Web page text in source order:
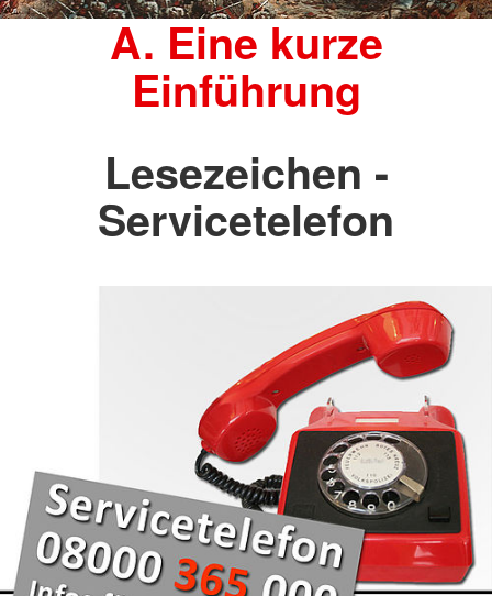
A. Eine kurze
Einführung
Lesezeichen -
Servicetelefon